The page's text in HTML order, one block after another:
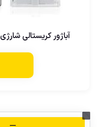
آباژور کریستالی شارژی